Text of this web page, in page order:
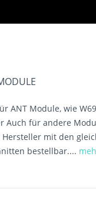
ANT Module, wie
Auch für andere
Hersteller mit den
bestellbar....